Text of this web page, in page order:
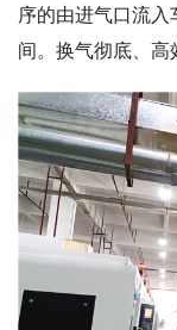
序的由进气口流
间。换气彻底、高